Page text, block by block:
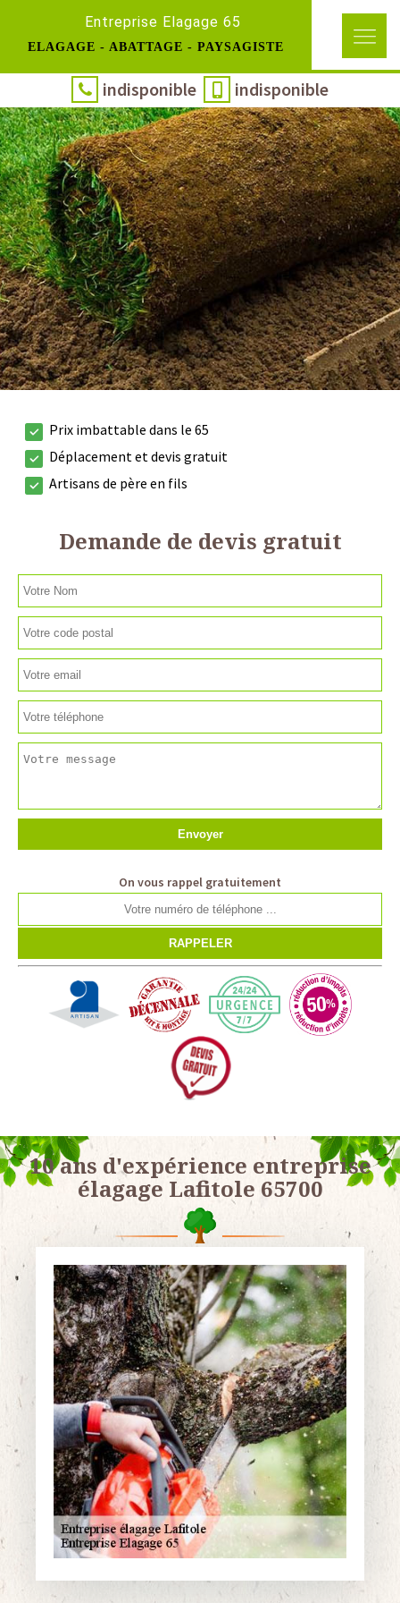
Entreprise Elagage 65
ELAGAGE - ABATTAGE - PAYSAGISTE
indisponible indisponible
Prix imbattable dans le 65
Déplacement et devis gratuit
Artisans de père en fils
Demande de devis gratuit
On vous rappel gratuitement
10 ans d'expérience entreprise
élagage Lafitole 65700